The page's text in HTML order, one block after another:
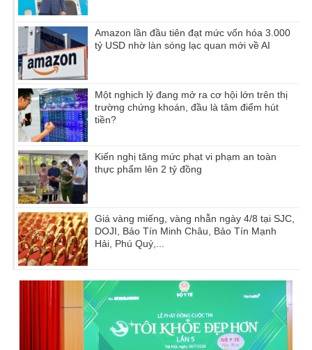
Amazon lần đầu tiên đạt mức vốn hóa 3.000
tỷ USD nhờ làn sóng lạc quan mới về AI
Một nghịch lý đang mở ra cơ hội lớn trên thị
trường chứng khoán, đầu là tâm điểm hút
tiền?
Kiến nghị tăng mức phạt vi phạm an toàn
thực phẩm lên 2 tỷ đồng
Giá vàng miếng, vàng nhẫn ngày 4/8 tại SJC,
DOJI, Bảo Tín Minh Châu, Bảo Tín Mạnh
Hải, Phú Quý,...